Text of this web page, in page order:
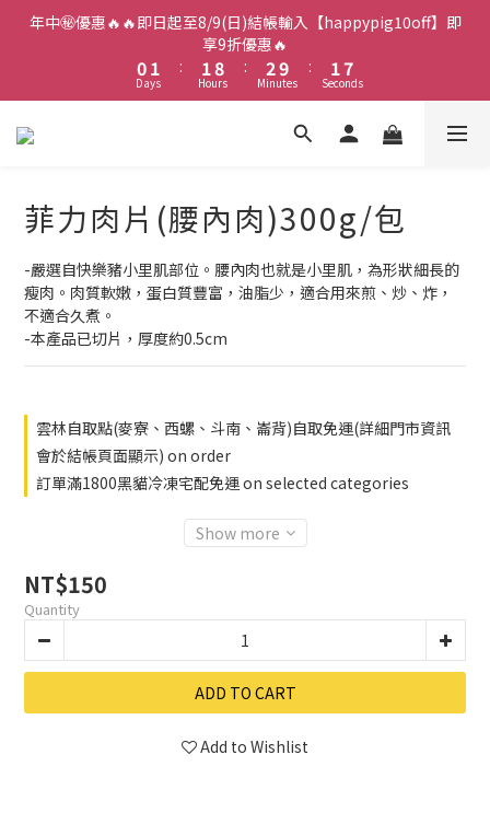
年中㊙️優惠🔥🔥即日起至8/9(日)結帳輸入【happypig10off】即
享9折優惠🔥
2
0
3
1
0
Days
:
3
2
1
0
9
8
7
2
1
0
Hours
:
4
3
2
1
9
8
3
2
1
0
Minutes
:
3
1
0
8
6
5
3
0
Seconds
菲力肉片(腰內肉)300g/包
-嚴選自快樂豬小里肌部位。腰內肉也就是小里肌，為形狀細長的
瘦肉。肉質軟嫩，蛋白質豐富，油脂少，適合用來煎、炒、炸，
不適合久煮。
-本產品已切片，厚度約0.5cm
雲林自取點(麥寮、西螺、斗南、崙背)自取免運(詳細門市資訊
會於結帳頁面顯示) on order
訂單滿1800黑貓冷凍宅配免運 on selected categories
Show more
NT$150
Quantity
ADD TO CART
Add to Wishlist